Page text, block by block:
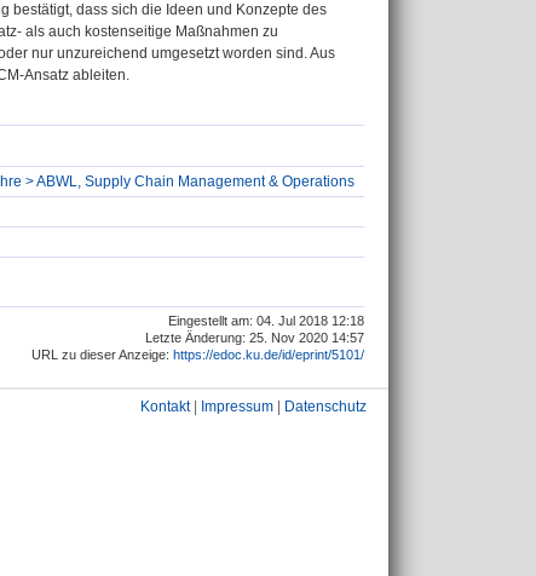
bestätigt, dass sich die Ideen und Konzepte des
als auch kostenseitige Maßnahmen zu
nur unzureichend umgesetzt worden sind. Aus
Ansatz ableiten.
> ABWL, Supply Chain Management & Operations
Eingestellt am: 04. Jul 2018 12:18
Letzte Änderung: 25. Nov 2020 14:57
URL zu dieser Anzeige: https://edoc.ku.de/id/eprint/5101/
Kontakt| Impressum Datenschutz